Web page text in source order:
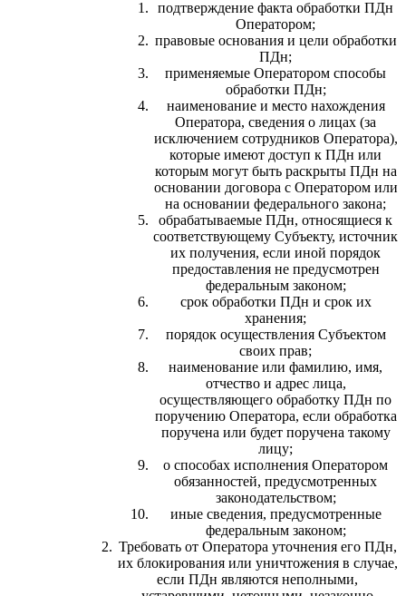
подтверждение факта обработки ПДн
Оператором;
правовые основания и цели обработки
ПДн;
применяемые Оператором способы
обработки ПДн;
наименование и место нахождения
Оператора, сведения о лицах (за
исключением сотрудников Оператора),
которые имеют доступ к ПДн или
которым могут быть раскрыты ПДн на
основании договора с Оператором или
на основании федерального закона;
обрабатываемые ПДн, относящиеся к
соответствующему Субъекту, источник
их получения, если иной порядок
предоставления не предусмотрен
федеральным законом;
срок обработки ПДн и срок их
хранения;
порядок осуществления Субъектом
своих прав;
наименование или фамилию, имя,
отчество и адрес лица,
осуществляющего обработку ПДн по
поручению Оператора, если обработка
поручена или будет поручена такому
лицу;
о способах исполнения Оператором
обязанностей, предусмотренных
законодательством;
иные сведения, предусмотренные
федеральным законом;
Требовать от Оператора уточнения его ПДн,
их блокирования или уничтожения в случае,
если ПДн являются неполными,